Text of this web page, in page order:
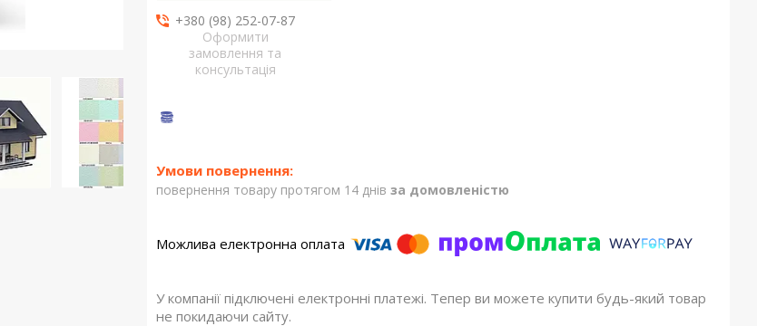
+380 (98) 252-07-87
Оформити
замовлення та
консультація
повернення товару протягом 14 днів за домовленістю
У компанії підключені електронні платежі. Тепер ви можете купити будь-який товар
не покидаючи сайту.